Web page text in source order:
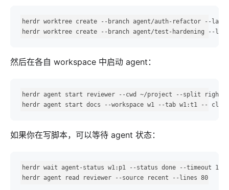
herdr worktree create --branch agent/auth-refactor --
herdr worktree create --branch agent/test-hardening --
然后在各自 workspace 中启动 agent：
herdr agent start reviewer --cwd ~/project --split right
herdr agent start docs --workspace w1 --tab w1:t1 --
如果你在写脚本，可以等待 agent 状态：
herdr wait agent-status w1:p1 --status done --timeout
herdr agent read reviewer --source recent --lines 80